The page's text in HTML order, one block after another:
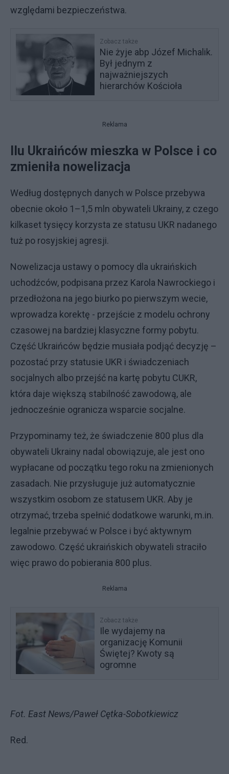
względami bezpieczeństwa.
Zobacz także
Nie żyje abp Józef Michalik.
Był jednym z
najważniejszych
hierarchów Kościoła
Reklama
Ilu Ukraińców mieszka w Polsce i co
zmieniła nowelizacja
Według dostępnych danych w Polsce przebywa
obecnie około 1–1,5 mln obywateli Ukrainy, z czego
kilkaset tysięcy korzysta ze statusu UKR nadanego
tuż po rosyjskiej agresji.
Nowelizacja ustawy o pomocy dla ukraińskich
uchodźców, podpisana przez Karola Nawrockiego i
przedłożona na jego biurko po pierwszym wecie,
wprowadza korektę - przejście z modelu ochrony
czasowej na bardziej klasyczne formy pobytu.
Część Ukraińców będzie musiała podjąć decyzję –
pozostać przy statusie UKR i świadczeniach
socjalnych albo przejść na kartę pobytu CUKR,
która daje większą stabilność zawodową, ale
jednocześnie ogranicza wsparcie socjalne.
Przypominamy też, że świadczenie 800 plus dla
obywateli Ukrainy nadal obowiązuje, ale jest ono
wypłacane od początku tego roku na zmienionych
zasadach. Nie przysługuje już automatycznie
wszystkim osobom ze statusem UKR. Aby je
otrzymać, trzeba spełnić dodatkowe warunki, m.in.
legalnie przebywać w Polsce i być aktywnym
zawodowo. Część ukraińskich obywateli straciło
więc prawo do pobierania 800 plus.
Reklama
Zobacz także
Ile wydajemy na
organizację Komunii
Świętej? Kwoty są
ogromne
Fot. East News/Paweł Cętka-Sobotkiewicz
Red.